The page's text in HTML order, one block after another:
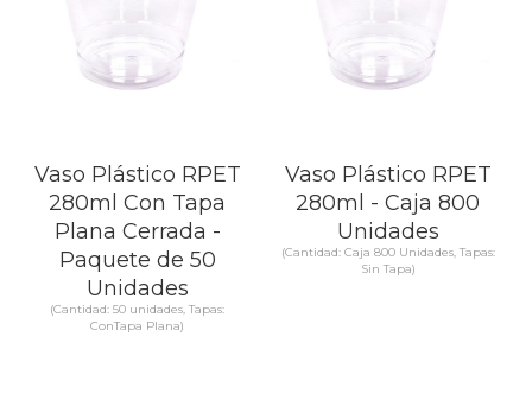
Vaso Plástico RPET
280ml Con Tapa
Plana Cerrada -
Paquete de 50
Unidades
(Cantidad: 50 unidades, Tapas:
ConTapa Plana)
Vaso Plástico RPET
280ml - Caja 800
Unidades
(Cantidad: Caja 800 Unidades, Tapas:
Sin Tapa)